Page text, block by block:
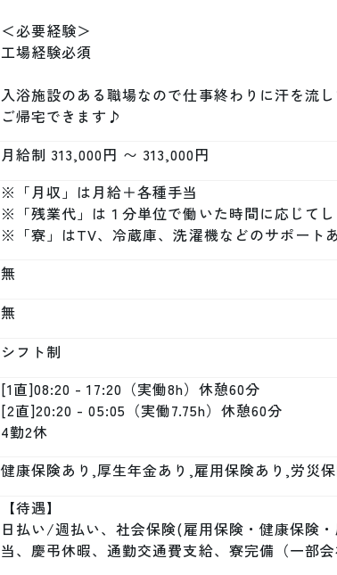
＜必要経験＞
工場経験必須
入浴施設のある職場なので仕事終わりに汗を流し
ご帰宅できます♪
月給制 313,000円 〜 313,000円
※「月収」は月給＋各種手当
※「残業代」は１分単位で働いた時間に応じてし
※「寮」はTV、冷蔵庫、洗濯機などのサポート
無
無
シフト制
[1直]08:20 - 17:20（実働8h）休憩60分
[2直]20:20 - 05:05（実働7.75h）休憩60分
4勤2休
健康保険あり,厚生年金あり,雇用保険あり,労災保
【待遇】
日払い/週払い、社会保険(雇用保険・健康保険
当、慶弔休暇、通勤交通費支給、寮完備（一部会